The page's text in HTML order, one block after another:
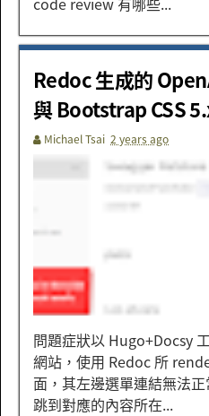
Redoc 生成的
與 Bootstrap CSS
Michael Tsai 2 years ago
問題症狀以 Hugo+Docsy
網站，使用 Redoc 所
面，其左邊選單連結無法
跳到對應的內容所在...